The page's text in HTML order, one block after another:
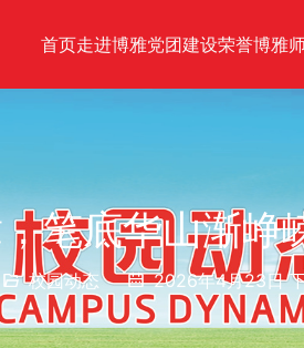
首页走进博雅党团建设荣誉博雅
笔底华山渐峥
校园动态 2026年4月23日